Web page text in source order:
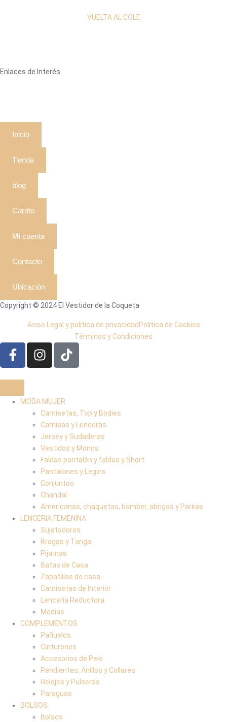
VUELTA AL COLE
Enlaces de Interés
Inicio
Tienda
blog
Carrito
Mi cuenta
Contacto
Ubicación
Copyright © 2024 El Vestidor de la Coqueta
Aviso Legal y política de privacidad Política de Cookies
Términos y Condiciones
MODA MUJER
Camisetas, Top y Bodies
Camisas y Lenceras
Jersey y Sudaderas
Vestidos y Monos
Faldas pantalón y faldas y Short
Pantalones y Legins
Conjuntos
Chandal
Americanas, chaquetas, bomber, abrigos y Parkas
LENCERIA FEMENINA
Sujetadores
Bragas y Tanga
Pijamas
Batas de Casa
Zapatillas de casa
Camisetas de Interior
Lencería Reductora
Medias
COMPLEMENTOS
Pañuelos
Cinturones
Accesorios de Pelo
Pendientes, Anillos y Collares
Relojes y Pulseras
Paraguas
BOLSOS
Bolsos